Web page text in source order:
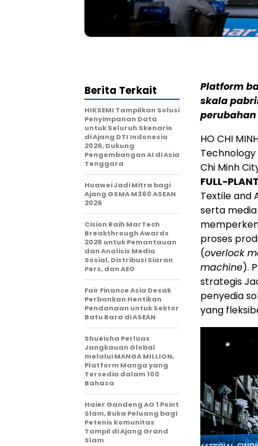
Platform
skala
HO CHI
Chi Minh
FULL-
Textile and
serta
proses
(overlock
machine).
strategis
penyedia
yang
Berita Terkait
HIKSEMI Tampilkan Solusi
Penyimpanan Data
untuk Seluruh Skenario
di Ajang DTI Indonesia
2026, Dukung
Pengembangan AI di Asia
Tenggara
Huawei Jadi Mitra bagi
Ajang GSMA M360 ASEAN
2026
Cision Raih MarTech
Breakthrough Awards
2026 untuk Pemantauan
dan Analisis Media
Sosial, Distribusi Siaran
Pers, dan AEO
Fair Finance Asia Desak
Perbankan Hentikan
Pendanaan untuk Sektor
Batu Bara di ASEAN
Shueisha Perluas
Jangkauan Global
melalui MANGA MILLION,
Platform Manga yang
Tersedia dalam 100
Bahasa
Haier Gandeng AO 1 Point
Slam, Buka Peluang bagi
Petenis Komunitas
Tampil di Ajang Grand
Slam